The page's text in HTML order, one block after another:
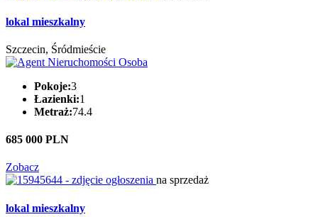
lokal mieszkalny
Szczecin, Śródmieście
Pokoje:3
Łazienki:1
Metraż:74.4
685 000 PLN
Zobacz
na sprzedaż
lokal mieszkalny